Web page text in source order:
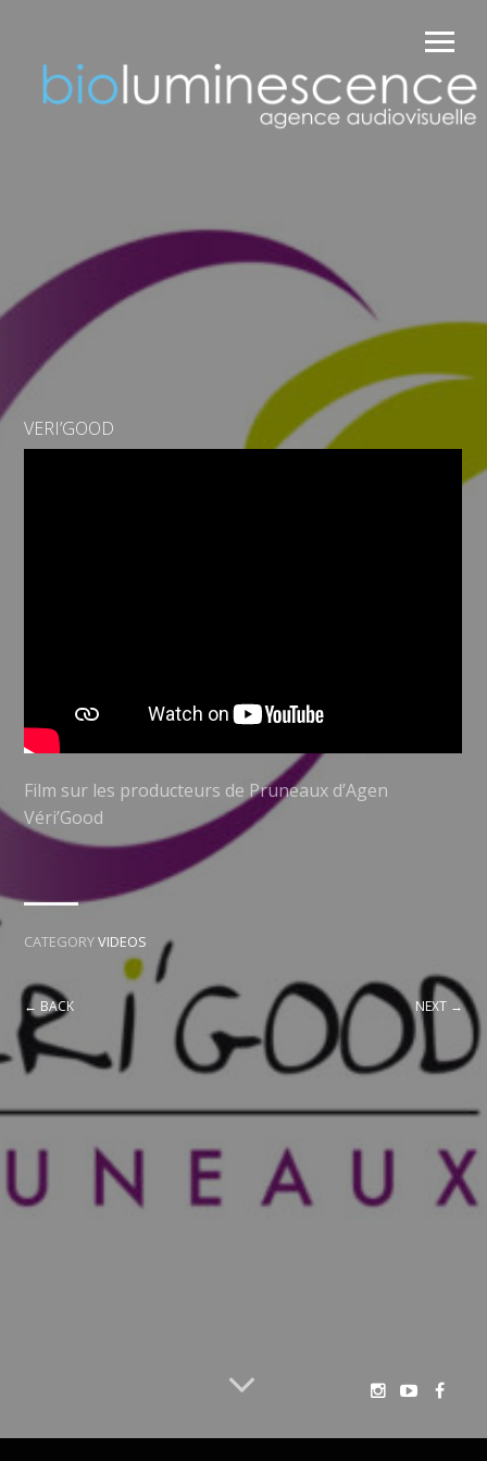
VERI’GOOD
Film sur les producteurs de Pruneaux d’Agen
Véri’Good
CATEGORYVIDEOS
← BACK NEXT →